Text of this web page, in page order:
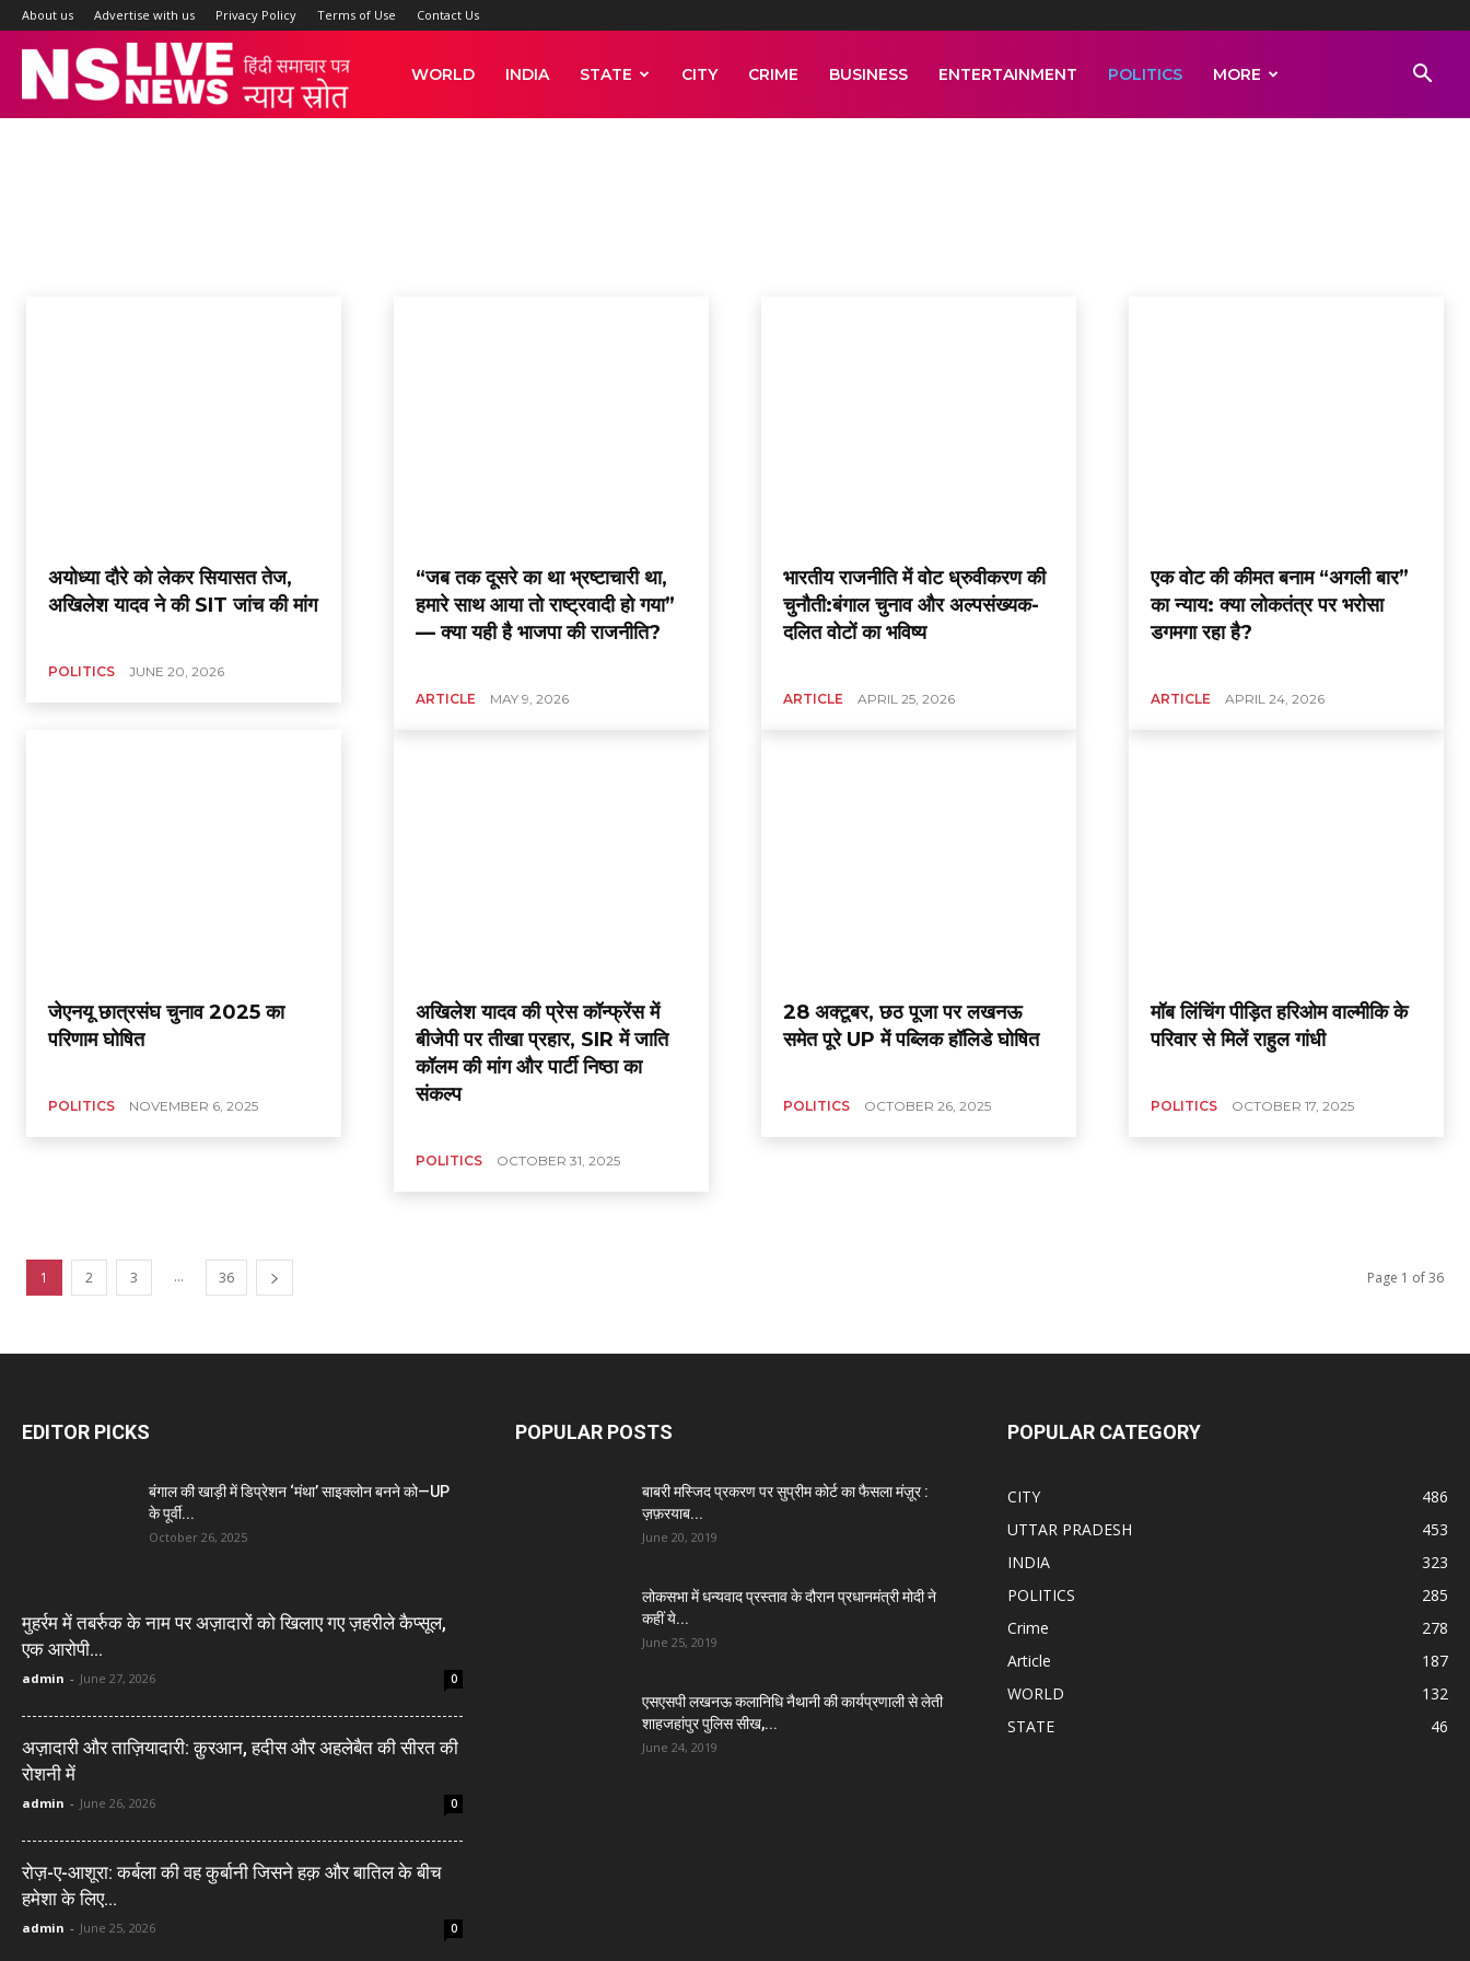
About us Advertise with us Privacy Policy Terms of Use Contact Us
WORLD INDIA STATE CITY CRIME BUSINESS ENTERTAINMENT POLITICS MORE
अयोध्या दौरे को लेकर सियासत तेज,
अखिलेश यादव ने की SIT जांच की मांग
POLITICS JUNE 20, 2026
“जब तक दूसरे का था भ्रष्टाचारी था,
हमारे साथ आया तो राष्ट्रवादी हो गया”
— क्या यही है भाजपा की राजनीति?
ARTICLE MAY 9, 2026
भारतीय राजनीति में वोट ध्रुवीकरण की
चुनौती:बंगाल चुनाव और अल्पसंख्यक-
दलित वोटों का भविष्य
ARTICLE APRIL 25, 2026
एक वोट की कीमत बनाम “अगली बार”
का न्याय: क्या लोकतंत्र पर भरोसा
डगमगा रहा है?
ARTICLE APRIL 24, 2026
जेएनयू छात्रसंघ चुनाव 2025 का
परिणाम घोषित
POLITICS NOVEMBER 6, 2025
अखिलेश यादव की प्रेस कॉन्फ्रेंस में
बीजेपी पर तीखा प्रहार, SIR में जाति
कॉलम की मांग और पार्टी निष्ठा का
संकल्प
POLITICS OCTOBER 31, 2025
28 अक्टूबर, छठ पूजा पर लखनऊ
समेत पूरे UP में पब्लिक हॉलिडे घोषित
POLITICS OCTOBER 26, 2025
मॉब लिंचिंग पीड़ित हरिओम वाल्मीकि के
परिवार से मिलें राहुल गांधी
POLITICS OCTOBER 17, 2025
1 2 3 ... 36 Page 1 of 36
EDITOR PICKS
बंगाल की खाड़ी में डिप्रेशन ‘मंथा’ साइक्लोन बनने को—UP
के पूर्वी...
October 26, 2025
मुहर्रम में तबर्रुक के नाम पर अज़ादारों को खिलाए गए ज़हरीले कैप्सूल,
एक आरोपी...
admin - June 27, 2026 0
अज़ादारी और ताज़ियादारी: क़ुरआन, हदीस और अहलेबैत की सीरत की
रोशनी में
admin - June 26, 2026 0
रोज़-ए-आशूरा: कर्बला की वह कुर्बानी जिसने हक़ और बातिल के बीच
हमेशा के लिए...
admin - June 25, 2026 0
POPULAR POSTS
बाबरी मस्जिद प्रकरण पर सुप्रीम कोर्ट का फैसला मंज़ूर :
ज़फ़रयाब...
June 20, 2019
लोकसभा में धन्यवाद प्रस्ताव के दौरान प्रधानमंत्री मोदी ने
कहीं ये...
June 25, 2019
एसएसपी लखनऊ कलानिधि नैथानी की कार्यप्रणाली से लेती
शाहजहांपुर पुलिस सीख,...
June 24, 2019
POPULAR CATEGORY
CITY
486
UTTAR PRADESH
453
INDIA
323
POLITICS
285
Crime
278
Article
187
WORLD
132
STATE
46